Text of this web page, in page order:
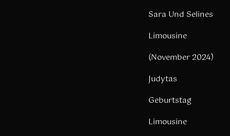
Sara Und Selines
Limousine
(November 2024)
Judytas
Geburtstag
Limousine